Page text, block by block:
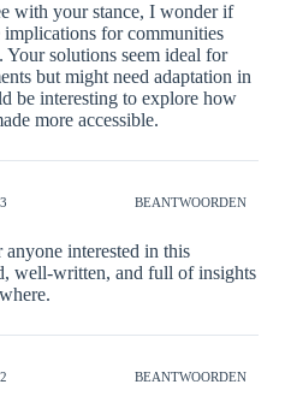
with your stance, I wonder if
implications for communities
solutions seem ideal for
but might need adaptation in
be interesting to explore how
more accessible.
BEANTWOORDEN
interested in this
well-written, and full of insights
BEANTWOORDEN